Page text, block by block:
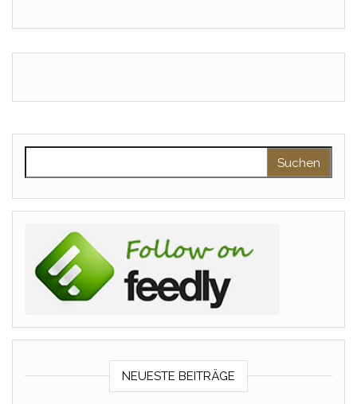
NEUESTE BEITRÄGE